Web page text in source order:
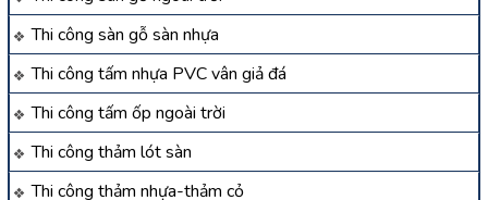
Thi công sàn gỗ sàn nhựa
Thi công tấm nhựa PVC vân giả đá
Thi công tấm ốp ngoài trời
Thi công thảm lót sàn
Thi công thảm nhựa-thảm cỏ